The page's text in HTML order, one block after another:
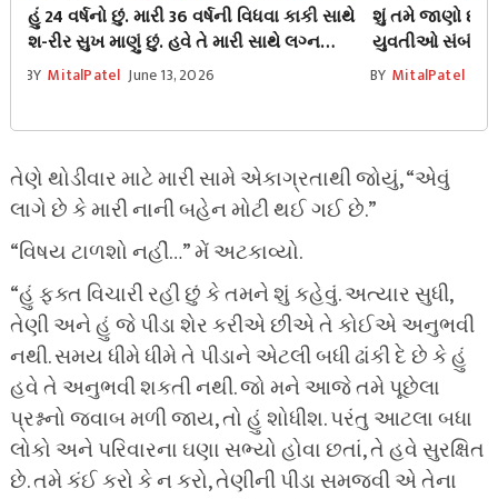
હું 24 વર્ષનો છું. મારી 36 વર્ષની વિધવા કાકી સાથે
શ-રીર સુખ માણું છું. હવે તે મારી સાથે લગ્ન
કરવા માંગે છે.
BY MitalPatel June 13, 2026
શું તમે જાણો છો?
યુવતીઓ સંબંધ
જાય છે
BY MitalPatel
તેણે થોડીવાર માટે મારી સામે એકાગ્રતાથી જોયું, “એવું
લાગે છે કે મારી નાની બહેન મોટી થઈ ગઈ છે.”
“વિષય ટાળશો નહીં…” મેં અટકાવ્યો.
“હું ફક્ત વિચારી રહી છું કે તમને શું કહેવું. અત્યાર સુધી,
તેણી અને હું જે પીડા શેર કરીએ છીએ તે કોઈએ અનુભવી
નથી. સમય ધીમે ધીમે તે પીડાને એટલી બધી ઢાંકી દે છે કે હું
હવે તે અનુભવી શકતી નથી. જો મને આજે તમે પૂછેલા
પ્રશ્નનો જવાબ મળી જાય, તો હું શોધીશ. પરંતુ આટલા બધા
લોકો અને પરિવારના ઘણા સભ્યો હોવા છતાં, તે હવે સુરક્ષિત
છે. તમે કંઈ કરો કે ન કરો, તેણીની પીડા સમજવી એ તેના